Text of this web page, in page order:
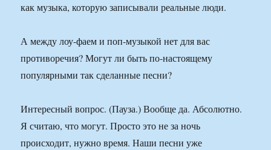
как музыка, которую записывали реальные люди.
А между лоу-фаем и поп-музыкой нет для вас
противоречия? Могут ли быть по-настоящему
популярными так сделанные песни?
Интересный вопрос. (Пауза.) Вообще да. Абсолютно.
Я считаю, что могут. Просто это не за ночь
происходит, нужно время. Наши песни уже